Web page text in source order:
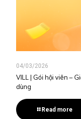
04/03/2026
VILL | Gói hội viên –
dùng
Read more